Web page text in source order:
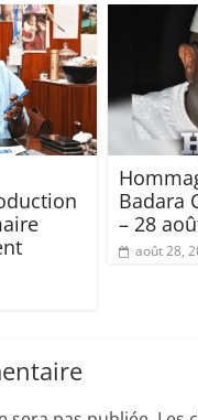
Badara
– 28
août 28,